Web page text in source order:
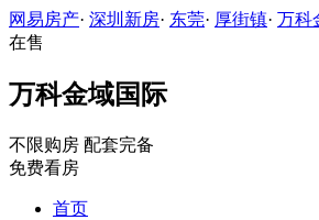
网易房产· 深圳新房· 东莞· 厚街镇· 万科
在售
万科金域国际
不限购房 配套完备
免费看房
首页